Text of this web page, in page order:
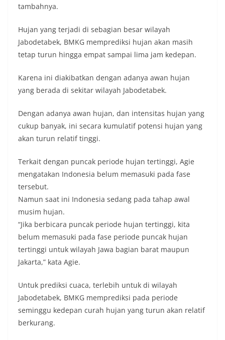
tambahnya.
Hujan yang terjadi di sebagian besar wilayah
Jabodetabek, BMKG memprediksi hujan akan masih
tetap turun hingga empat sampai lima jam kedepan.
Karena ini diakibatkan dengan adanya awan hujan
yang berada di sekitar wilayah Jabodetabek.
Dengan adanya awan hujan, dan intensitas hujan yang
cukup banyak, ini secara kumulatif potensi hujan yang
akan turun relatif tinggi.
Terkait dengan puncak periode hujan tertinggi, Agie
mengatakan Indonesia belum memasuki pada fase
tersebut.
Namun saat ini Indonesia sedang pada tahap awal
musim hujan.
“Jika berbicara puncak periode hujan tertinggi, kita
belum memasuki pada fase periode puncak hujan
tertinggi untuk wilayah Jawa bagian barat maupun
Jakarta,” kata Agie.
Untuk prediksi cuaca, terlebih untuk di wilayah
Jabodetabek, BMKG memprediksi pada periode
seminggu kedepan curah hujan yang turun akan relatif
berkurang.